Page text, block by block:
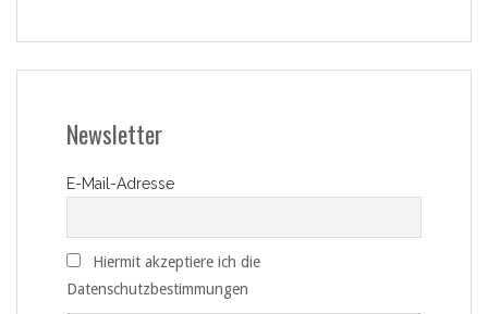
Newsletter
E-Mail-Adresse
Hiermit akzeptiere ich die
Datenschutzbestimmungen